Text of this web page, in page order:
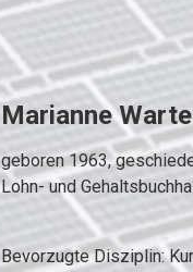
Marianne
geboren 1963,
Lohn- und
Bevorzugte Disziplin: